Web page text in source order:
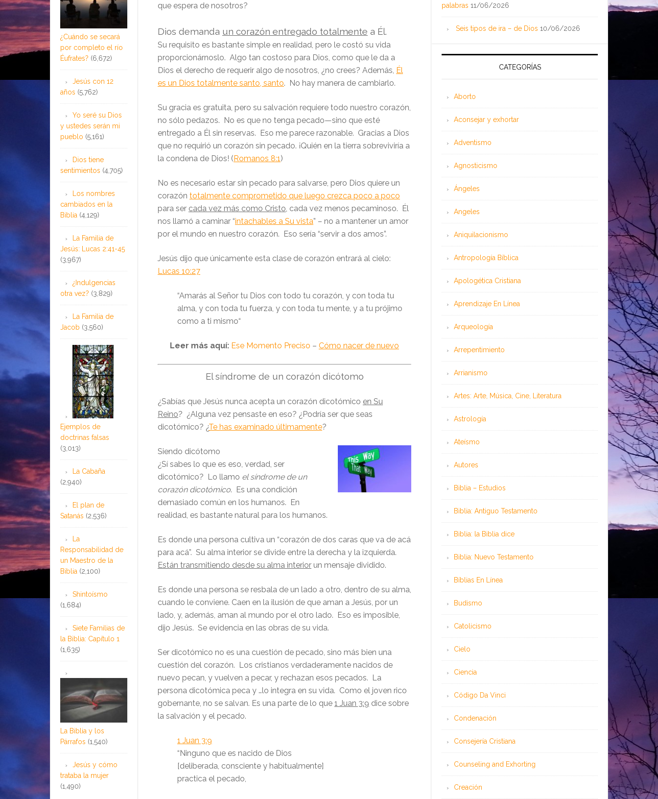
que espera de nosotros?
Dios demanda un corazón entregado totalmente a Él.
Su requisito es bastante simple en realidad, pero le costó su vida
proporcionárnoslo. Algo tan costoso para Dios, como que le da a
Dios el derecho de requerir algo de nosotros, ¿no crees? Además, Él
es un Dios totalmente santo, santo. No hay manera de cambiarlo.
Su gracia es gratuita, pero su salvación requiere todo nuestro corazón,
no sólo pedazos. No es que no tenga pecado—sino que esté
entregado a Él sin reservas. Eso me parece razonable. Gracias a Dios
que no requirió un corazón sin pecado. ¡Quién en la tierra sobreviviría a
la condena de Dios! (Romanos 8:1 )
No es necesario estar sin pecado para salvarse, pero Dios quiere un
corazón totalmente comprometido que luego crezca poco a poco
para ser cada vez más como Cristo , cada vez menos pecaminoso. Él
nos llamó a caminar “intachables a Su vista” – no a mantener un amor
por el mundo en nuestro corazón. Eso sería “servir a dos amos”.
Jesús dijo que únicamente esta clase de corazón entrará al cielo:
Lucas 10:27
“Amarás al Señor tu Dios con todo tu corazón, y con toda tu
alma, y con toda tu fuerza, y con toda tu mente, y a tu prójimo
como a ti mismo“
Leer más aquí: Ese Momento Preciso – Cómo nacer de nuevo
El síndrome de un corazón dicótomo
¿Sabías que Jesús nunca acepta un corazón dicotómico en Su
Reino? ¿Alguna vez pensaste en eso? ¿Podría ser que seas
dicotómico? ¿Te has examinado últimamente?
Siendo dicótomo
¿Sí sabes lo que es eso, verdad, ser
dicotómico? Lo llamo el síndrome de un
corazón dicotómico. Es una condición
demasiado común en los humanos. En
realidad, es bastante natural para los humanos.
Es donde una persona cultiva un “corazón de dos caras que va de acá
para acá”. Su alma interior se divide entre la derecha y la izquierda.
Están transmitiendo desde su alma interior un mensaje dividido.
Es donde una persona se resbala de un lado a otro, dentro de su alma,
cuando le conviene. Caen en la ilusión de que aman a Jesús, por un
lado, y, además, aman al mundo por el otro lado. Eso es imposible,
dijo Jesús. Se evidencia en las obras de su vida.
Ser dicotómico no es una cuestión de pecado, sino más bien una
cuestión del corazón. Los cristianos verdaderamente nacidos de
nuevo pecan, y vuelven a pecar, y rechazan esos pecados. La
persona dicotómica peca y …lo integra en su vida. Como el joven rico
gobernante, no se salvan. Es una parte de lo que 1 Juan 3:9 dice sobre
la salvación y el pecado.
1 Juan 3:9
“Ninguno que es nacido de Dios
[deliberada, consciente y habitualmente]
practica el pecado,
palabras 11/06/2026
Seis tipos de ira – de Dios 10/06/2026
CATEGORÍAS
Aborto
Aconsejar y exhortar
Adventismo
Agnosticismo
Ángeles
Angeles
Aniquilacionismo
Antropología Bíblica
Apologética Cristiana
Aprendizaje En Línea
Arqueología
Arrepentimiento
Arrianismo
Artes: Arte, Música, Cine, Literatura
Astrología
Ateísmo
Autores
Biblia – Estudios
Biblia: Antiguo Testamento
Biblia: la Biblia dice
Biblia: Nuevo Testamento
Bíblias En Línea
Budismo
Catolicismo
Cielo
Ciencia
Código Da Vinci
Condenación
Consejería Cristiana
Counseling and Exhorting
Creación
¿Cuándo se secará
por completo el río
Éufrates? (6,672)
Jesús con 12
años (5,762)
Yo seré su Dios
y ustedes serán mi
pueblo (5,161)
Dios tiene
sentimientos (4,705)
Los nombres
cambiados en la
Biblia (4,129)
La Familia de
Jesús: Lucas 2:41-45
(3,967)
¿Indulgencias
otra vez? (3,829)
La Familia de
Jacob (3,560)
Ejemplos de
doctrinas falsas
(3,013)
La Cabaña
(2,940)
El plan de
Satanás (2,536)
La
Responsabilidad de
un Maestro de la
Biblia (2,100)
Shintoísmo
(1,684)
Siete Familias de
la Biblia: Capítulo 1
(1,635)
La Biblia y los
Párrafos (1,540)
Jesús y cómo
trataba la mujer
(1,490)